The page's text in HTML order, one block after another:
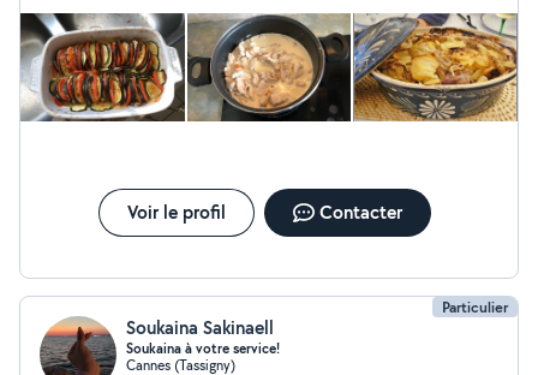
Voir le profil Contacter
Particulier
Soukaina Sakinaell
Soukaina à votre service!
Cannes (Tassigny)